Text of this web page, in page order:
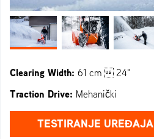
TESTIRANJE UREĐAJA
Clearing Width: 61 cm  24"
Traction Drive: Mehanički